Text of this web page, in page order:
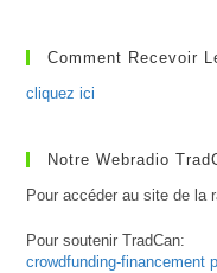
Comment Recevoir
cliquez ici
Notre Webradio
Pour accéder au site de la
Pour soutenir TradCan:
crowdfunding-financement